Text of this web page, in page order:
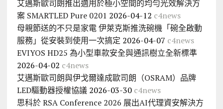
艾邁斯歐司朗推出適用於極小空間的均勻光效解決方
案 SMARTLED Pure 0201 2026-04-12 c4news
母親節送的不只是家電 伊萊克斯推洗碗機「碗全啟動
服務」從安裝到使用一次搞定 2026-04-07 c4news
EVIYOS HD25 為小型車款安全與通訊樹立全新標準
2026-04-02 c4news
艾邁斯歐司朗與伊戈爾達成歐司朗（OSRAM）品牌
LED驅動器授權協議 2026-03-30 c4news
思科於 RSA Conference 2026 展出AI代理資安解決方